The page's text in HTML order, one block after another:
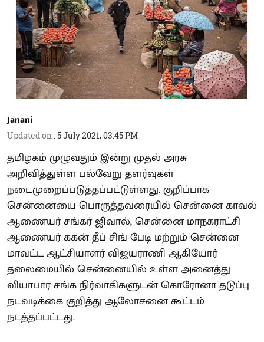
Janani
Updated on :5 July 2021, 03:45 PM
தமிழகம் முழுவதும் இன்று முதல் அரசு
அறிவித்துள்ள பல்வேறு தளர்வுகள்
நடைமுறைப்படுத்தப்பட்டுள்ளது. குறிப்பாக
சென்னையை பொருத்தவரையில் சென்னை காவல்
ஆணையர் சங்கர் ஜிவால், சென்னை மாநகராட்சி
ஆணையர் ககன் தீப் சிங் பேடி மற்றும் சென்னை
மாவட்ட ஆட்சியாளர் விஜயராணி ஆகியோர்
தலைமையில் சென்னையில் உள்ள அனைத்து
வியாபார சங்க நிர்வாகிகளுடன் கொரோனா தடுப்பு
நடவடிக்கை குறித்து ஆலோசனை கூட்டம்
நடத்தப்பட்டது.